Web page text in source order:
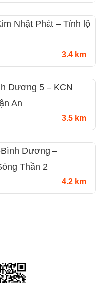
Nhật Phát – Tỉnh lộ
3.4 km
Dương 5 – KCN
An
3.5 km
Dương –
Thần 2
4.2 km